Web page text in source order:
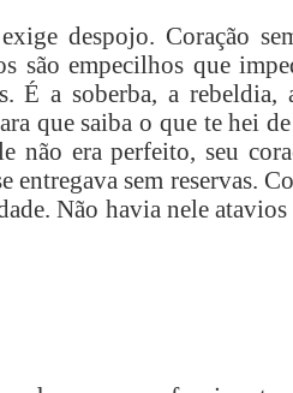
despojo. Coração
são empecilhos que
É a soberba, a rebeldia,
que saiba o que te hei
não era perfeito, seu
entregava sem reservas.
Não havia nele